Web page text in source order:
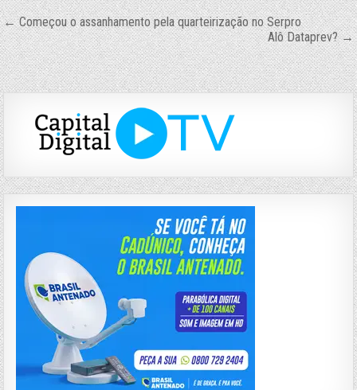
Navegação
de
Post
← Começou o assanhamento pela quarteirização no Serpro
Alô Dataprev? →